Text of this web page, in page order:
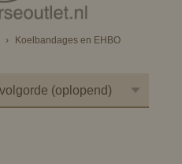
› Koelbandages en EHBO